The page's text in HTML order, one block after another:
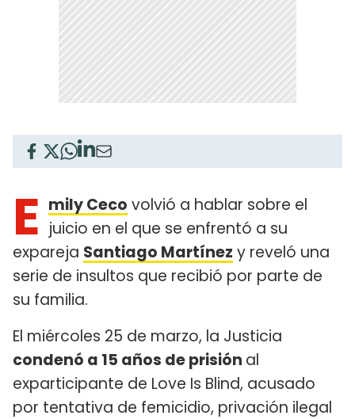
E mily Ceco volvió a hablar sobre el
juicio en el que se enfrentó a su
expareja Santiago Martínez y reveló una
serie de insultos que recibió por parte de
su familia.
El miércoles 25 de marzo, la Justicia
condenó a 15 años de prisión al
exparticipante de Love Is Blind, acusado
por tentativa de femicidio, privación ilegal